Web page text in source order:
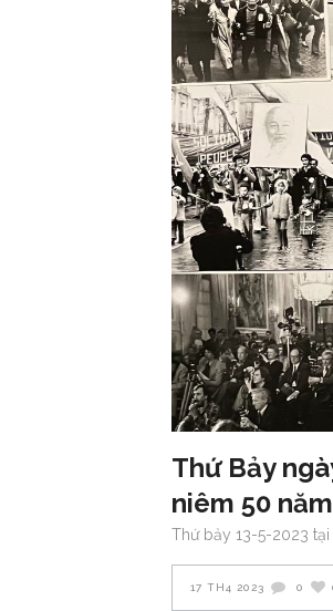
Thứ Bảy
niêm 50
Thứ bảy 13-5-2023 tại
17 TH4 2023 0